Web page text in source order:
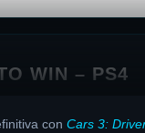
WIN – PS4
con Cars 3: